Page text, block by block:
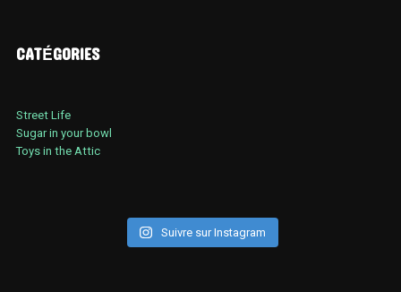
CATÉGORIES
Street Life
Sugar in your bowl
Toys in the Attic
Suivre sur Instagram